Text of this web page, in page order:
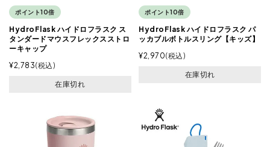
ポイント10倍
HydroFlask ハイドロフラスク ス
タンダードマウスフレックスストロ
ーキャップ
¥2,783 税込
在庫切れ
ポイント10倍
HydroFlask ハイドロフラスク パ
ッカブルボトルスリング【キッズ】
¥2,970 税込
在庫切れ